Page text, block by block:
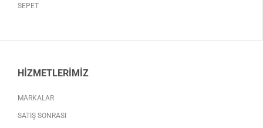
SEPET
HIZMETLERIMIZ
MARKALAR
SATIŞ SONRASI